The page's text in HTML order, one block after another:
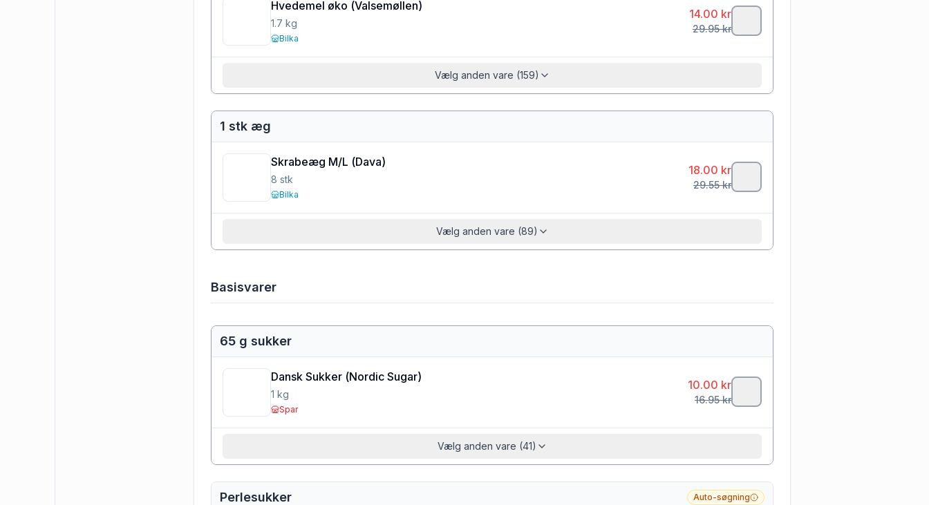
Hvedemel øko (Valsemøllen)
1.7 kg
Bilka
14.00 kr
29.95kr
Vælg anden vare (159)
1 stk æg
Skrabeæg M/L (Dava)
8 stk
Bilka
18.00 kr
29.55kr
Vælg anden vare (89)
Basisvarer
65 g sukker
Dansk Sukker (Nordic Sugar)
1 kg
Spar
10.00 kr
16.95kr
Vælg anden vare (41)
Perlesukker Auto-søgning